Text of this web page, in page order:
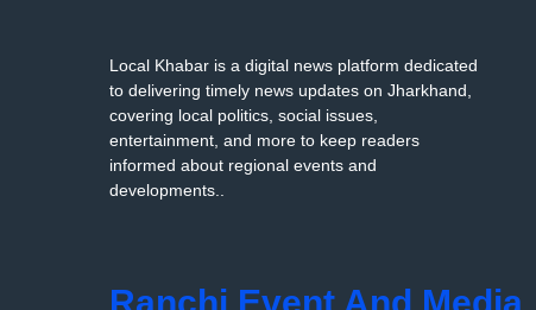
Local Khabar is a digital news platform dedicated
to delivering timely news updates on Jharkhand,
covering local politics, social issues,
entertainment, and more to keep readers
informed about regional events and
developments..